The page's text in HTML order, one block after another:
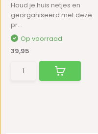
Houd je huis netjes en
georganiseerd met deze
pr...
Op voorraad
39,95